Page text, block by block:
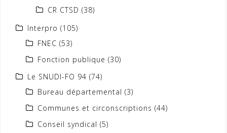
CR CTSD (38)
Interpro (105)
FNEC (53)
Fonction publique (30)
Le SNUDI-FO 94 (74)
Bureau départemental (3)
Communes et circonscriptions (44)
Conseil syndical (5)